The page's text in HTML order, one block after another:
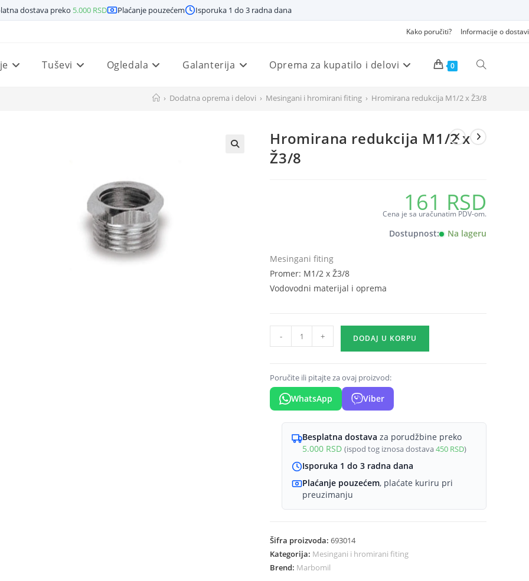
dostava preko 5.000 RSD Plaćanje pouzećem Isporuka 1 do 3 radna dana
Kako poručiti? Informacije o dostavi
Tuševi Ogledala Galanterija Oprema za kupatilo i delovi 0 Pretraži
› Dodatna oprema i delovi › Mesingani i hromirani fiting › Hromirana redukcija M1/2 x Ž3/8
Hromirana redukcija M1/2 x
Ž3/8
161 RSD
Cena je sa uračunatim PDV-om.
Dostupnost: Na lageru
Mesingani fiting
Promer: M1/2 x Ž3/8
Vodovodni materijal i oprema
Hromirana
redukcija
x
Ž3/8
količina
- + DODAJ U KORPU
Poručite ili pitajte za ovaj proizvod:
WhatsApp Viber
Besplatna dostava za porudžbine preko
5.000 RSD (ispod tog iznosa dostava450 RSD)
Isporuka 1 do 3 radna dana
Plaćanje pouzećem, plaćate kuriru pri
preuzimanju
Šifra proizvoda:693014
Kategorija: Mesingani i hromirani fiting
Brend: Marbomil